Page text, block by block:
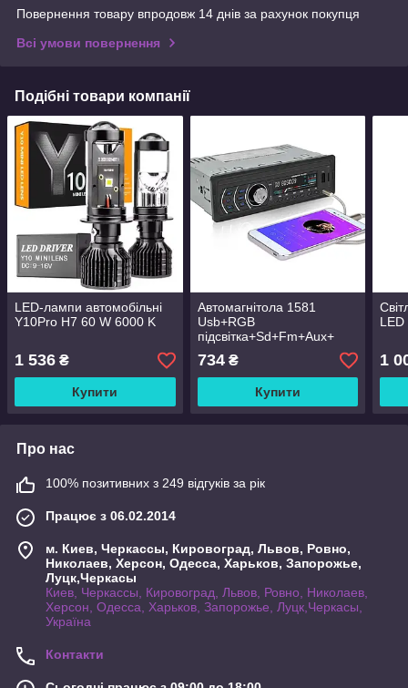
Повернення товару впродовж 14 днів за рахунок покупця
Всі умови повернення
Подібні товари компанії
LED-лампи автомобільні
Y10Pro H7 60 W 6000 K
1 536 ₴
Купити
Автомагнітола 1581
Usb+RGB
підсвітка+Sd+Fm+Aux+
734₴
Купити
1
Про нас
100% позитивних з 249 відгуків за рік
Працює з 06.02.2014
м. Киев, Черкассы, Кировоград, Львов, Ровно,
Николаев, Херсон, Одесса, Харьков, Запорожье,
Луцк,Черкасы
Киев, Черкассы, Кировоград, Львов, Ровно, Николаев,
Херсон, Одесса, Харьков, Запорожье, Луцк,Черкасы,
Україна
Контакти